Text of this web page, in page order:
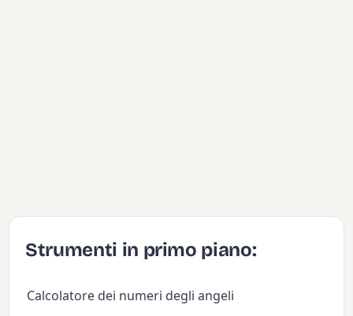
Strumenti in primo piano:
Calcolatore dei numeri degli angeli